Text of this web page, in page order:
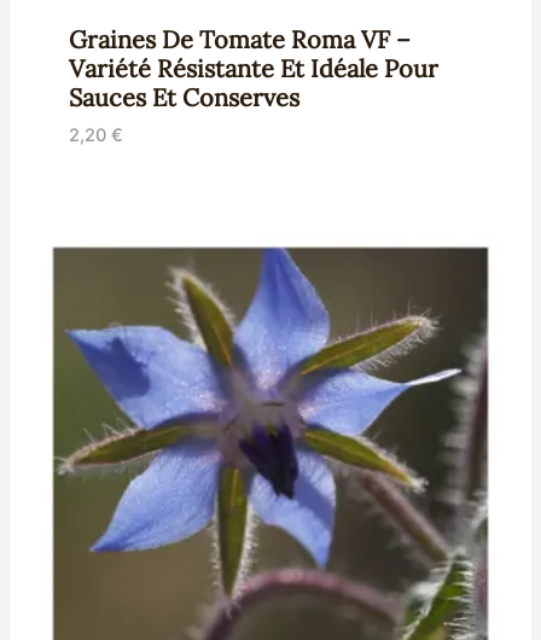
Graines De Tomate Roma VF –
Variété Résistante Et Idéale Pour
Sauces Et Conserves
2,20 €